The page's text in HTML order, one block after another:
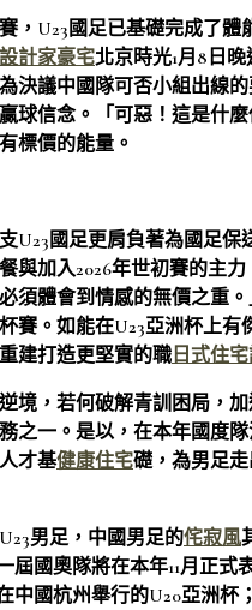
，U23國足已基礎完成了
設計家豪宅北京時光1月8日
決議中國隊可否小組出線
球信念。「可惡！這是什
標價的能量。
U23國足更肩負著為國足
與加入2026年世初賽的主
須體會到情感的無價之重
賽。如能在U23亞洲杯上
建打造更堅實的職 日式住
境，若何破解青訓困局，
之一。是以，在本年國度
才基健康住宅礎，為男足
男足，中國男足的侘寂風
屆國奧隊將在本年11月正
中國杭州舉行的U20亞洲杯